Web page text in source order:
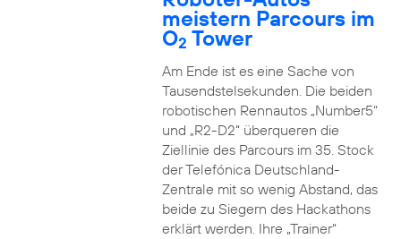
meistern Parcours im
O2 Tower
Am Ende ist es eine Sache von
Tausendstelsekunden. Die beiden
robotischen Rennautos „Number5“
und „R2-D2“ überqueren die
Ziellinie des Parcours im 35. Stock
der Telefónica Deutschland-
Zentrale mit so wenig Abstand, das
beide zu Siegern des Hackathons
erklärt werden. Ihre „Trainer“